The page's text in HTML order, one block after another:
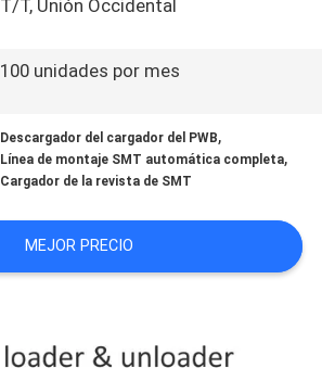
T/T, Unión Occidental
100 unidades por mes
Descargador del cargador del PWB,
Línea de montaje SMT automática completa,
Cargador de la revista de SMT
MEJOR PRECIO